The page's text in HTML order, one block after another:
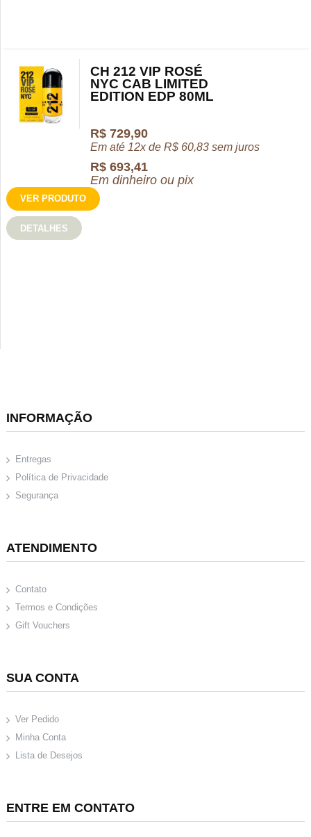
CH 212 VIP ROSÉ
NYC CAB LIMITED
EDITION EDP 80ML
R$ 729,90
Em até 12x deR$ 60,83 sem juros
R$ 693,41
Em dinheiro ou pix
VER PRODUTO
DETALHES
INFORMAÇÃO
Entregas
Política de Privacidade
Segurança
ATENDIMENTO
Contato
Termos e Condições
Gift Vouchers
SUA CONTA
Ver Pedido
Minha Conta
Lista de Desejos
ENTRE EM CONTATO